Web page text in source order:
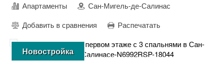
Апартаменты
Сан-Мигель-де-Салинас
Добавить в сравнения
Распечатать
Новостройка